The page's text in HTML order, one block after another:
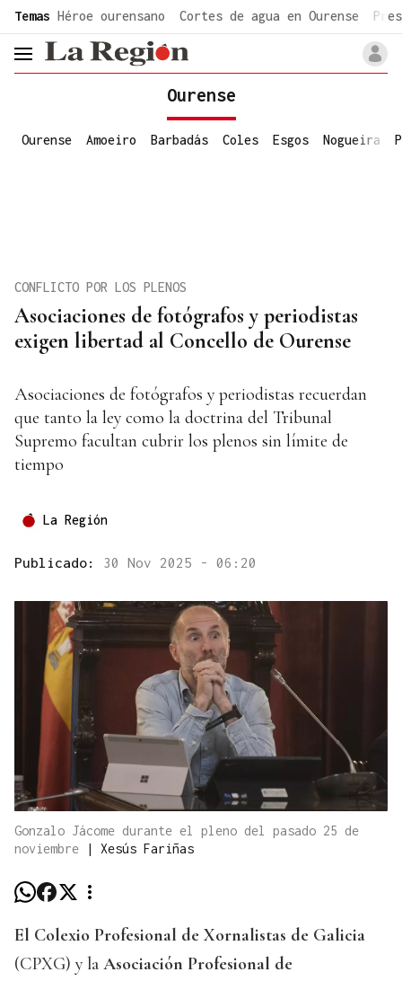
common.go-to-content
Temas Héroe ourensano Cortes de agua en Ourense
header.menu.open
Ourense
Ourense Amoeiro Barbadás Coles Esgos Nogueira
Asociaciones de fotógrafos y periodistas
exigen libertad al Concello de Ourense
CONFLICTO POR LOS PLENOS
Asociaciones de fotógrafos y periodistas recuerdan
que tanto la ley como la doctrina del Tribunal
Supremo facultan cubrir los plenos sin límite de
tiempo
La Región
Publicado: 30 Nov 2025 - 06:20
Gonzalo Jácome durante el pleno del pasado 25 de
noviembre
| Xesús Fariñas
El Colexio Profesional de Xornalistas de Galicia
(CPXG) y la Asociación Profesional de